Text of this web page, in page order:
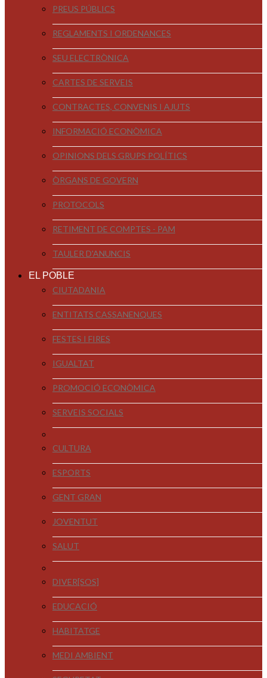
PREUS PÚBLICS
REGLAMENTS I ORDENANCES
SEU ELECTRÒNICA
CARTES DE SERVEIS
CONTRACTES, CONVENIS I AJUTS
INFORMACIÓ ECONÒMICA
OPINIONS DELS GRUPS POLÍTICS
ÒRGANS DE GOVERN
PROTOCOLS
RETIMENT DE COMPTES - PAM
TAULER D'ANUNCIS
EL POBLE
CIUTADANIA
ENTITATS CASSANENQUES
FESTES I FIRES
IGUALTAT
PROMOCIÓ ECONÒMICA
SERVEIS SOCIALS
CULTURA
ESPORTS
GENT GRAN
JOVENTUT
SALUT
DIVER[SOS]
EDUCACIÓ
HABITATGE
MEDI AMBIENT